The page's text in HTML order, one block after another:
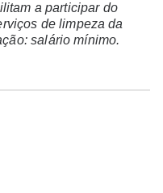
a participar do
de limpeza da
salário mínimo.